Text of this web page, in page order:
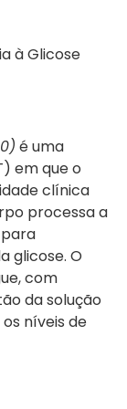
à Glicose
é uma
em que o
clínica
processa a
glicose. O
com
da solução
níveis de